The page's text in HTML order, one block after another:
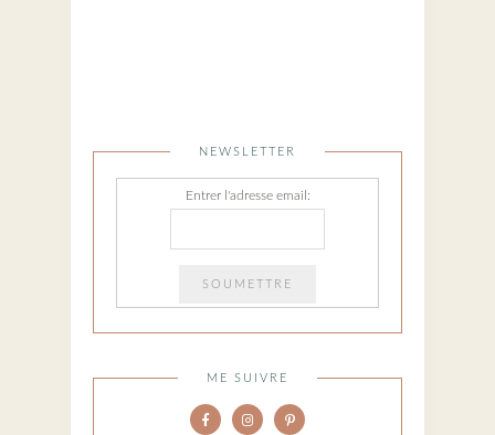
NEWSLETTER
Entrer l'adresse email:
ME SUIVRE